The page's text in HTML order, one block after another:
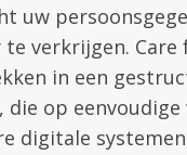
uw
te verkrijgen. Care
in een
die op eenvoudige
digitale